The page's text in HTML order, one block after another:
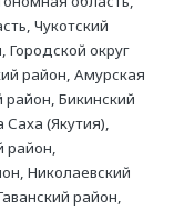
Чукотский
округ
район, Амурская
Бикинский
(Якутия),
район,
Николаевский
район,